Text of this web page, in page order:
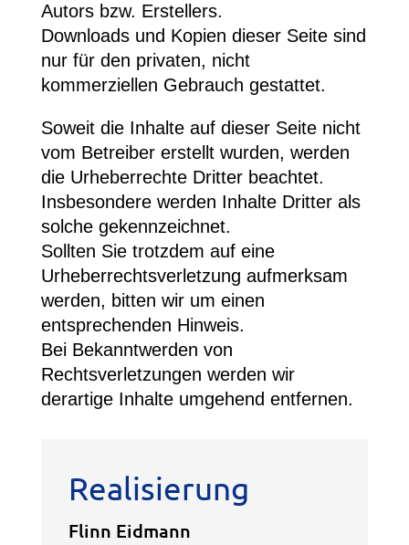
Autors bzw. Erstellers.
Downloads und Kopien dieser Seite sind
nur für den privaten, nicht
kommerziellen Gebrauch gestattet.
Soweit die Inhalte auf dieser Seite nicht
vom Betreiber erstellt wurden, werden
die Urheberrechte Dritter beachtet.
Insbesondere werden Inhalte Dritter als
solche gekennzeichnet.
Sollten Sie trotzdem auf eine
Urheberrechtsverletzung aufmerksam
werden, bitten wir um einen
entsprechenden Hinweis.
Bei Bekanntwerden von
Rechtsverletzungen werden wir
derartige Inhalte umgehend entfernen.
Realisierung
Flinn Eidmann